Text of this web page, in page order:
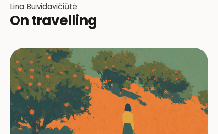
Lina Buividavičiūtė
On travelling